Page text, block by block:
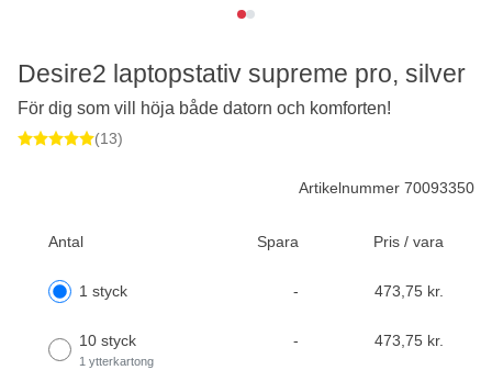
Artikelnummer 70093350
Antal Spara Pris / vara
1 styck - 473,75 kr.
10 styck
1 ytterkartong
- 473,75 kr.
Desire2 laptopstativ supreme pro, silver
För dig som vill höja både datorn och komforten!
(13)